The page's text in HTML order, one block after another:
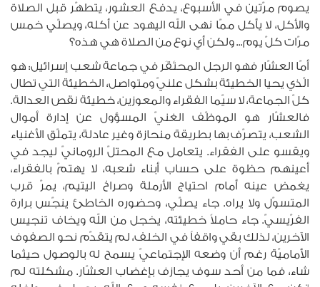
يصوم مرّتين في الأسبوع، يدفع العشور، يتطهّر قبل الصلاة
والأكل، لا يأكل ممّا نهى الله اليهود عن أكله، ويصلّي خمس
مرّات كلّ يوم... ولكن أي نوع من الصلاة هي هذه؟
أمّا العشّار فهو الرجل المحتَقَر في جماعة شعب إسرائيل: هو
الّذي يحيا الخطيئة بشكل علنيّ ومتواصل، الخطيئة التي تطال
كلّ الجماعة، لا سيّما الفقراء والمعوزين، خطيئة نقص العدالة.
فالعشّار هو الموظّف الغنيّ المسؤول عن إدارة أموال
الشعب، يتصرّف بها بطريقة منحازة وغير عادلة، يتملّق الأغنياء
ويقسو على الفقراء. يتعامل مع المحتلّ الرومانيّ ليجد في
أعينهم حظوة على حساب أبناء شعبه، لا يهتمّ بالفقراء،
يغمض عينه أمام احتياج الأرملة وصراخ اليتيم، يمرّ قرب
المتسوّل ولا يراه. جاء يصلّي، وحضوره الخاطئ ينجّس برارة
الفرّيسيّ. جاء حاملاً خطيئته، يخجل من الله ويخاف تنجيس
الآخرين، لذلك بقي واقفاً في الخلف، لم يتقدّم نحو الصفوف
الأماميّة رغم أن وضعه الإجتماعيّ يسمح له بالوصول حيثما
شاء، فما من أحد سوف يجازف بإغضاب العشّار. مشكلته لم